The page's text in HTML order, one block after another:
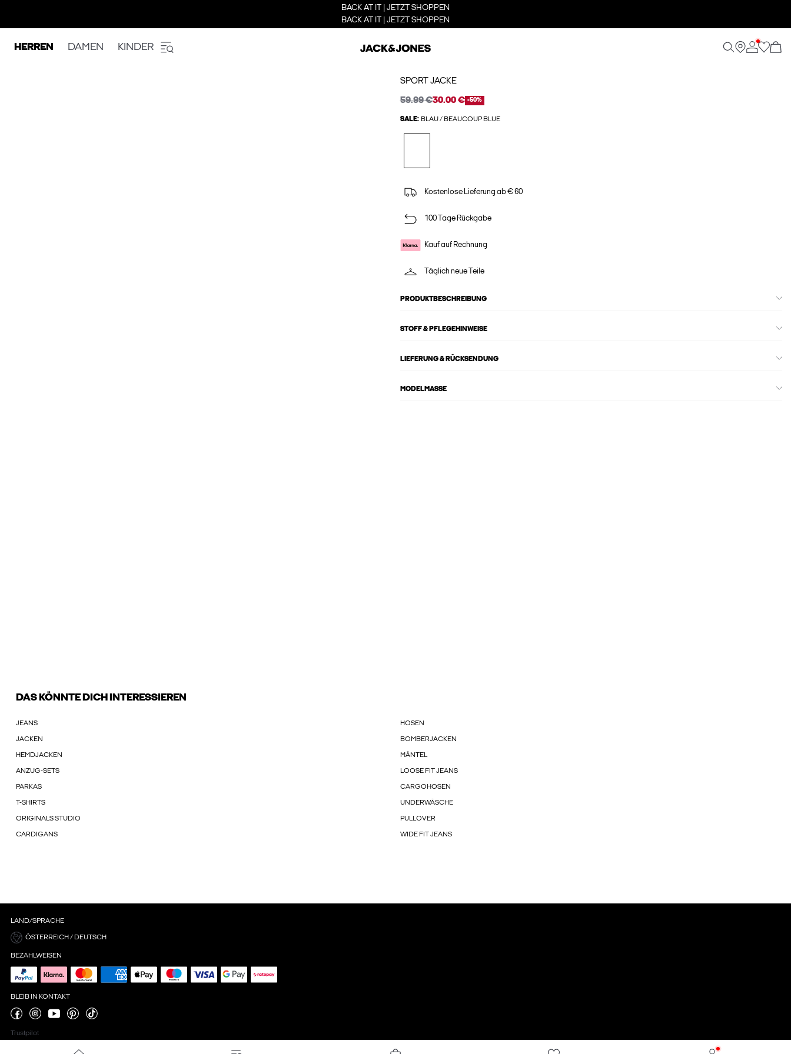
BACK AT IT | JETZT SHOPPEN
BACK AT IT | JETZT SHOPPEN
HERREN DAMEN KINDER
SPORT JACKE
59.99 €30.00 € -50%
SALE: BLAU / BEAUCOUP BLUE
Kostenlose Lieferung ab € 60
100 Tage Rückgabe
Kauf auf Rechnung
Täglich neue Teile
PRODUKTBESCHREIBUNG
STOFF & PFLEGEHINWEISE
LIEFERUNG & RÜCKSENDUNG
MODELMASSE
DAS KÖNNTE DICH INTERESSIEREN
JEANS HOSEN
JACKEN BOMBERJACKEN
HEMDJACKEN MÄNTEL
ANZUG-SETS LOOSE FIT JEANS
PARKAS CARGOHOSEN
T-SHIRTS UNDERWÄSCHE
ORIGINALS STUDIO PULLOVER
CARDIGANS WIDE FIT JEANS
LAND/SPRACHE
ÖSTERREICH / DEUTSCH
BEZAHLWEISEN
BLEIB IN KONTAKT
Trustpilot